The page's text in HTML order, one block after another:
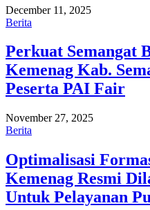
December 11, 2025
Berita
Perkuat Semangat
Kemenag Kab.
Peserta PAI Fair
November 27, 2025
Berita
Optimalisasi
Kemenag Resmi
Untuk Pelayanan